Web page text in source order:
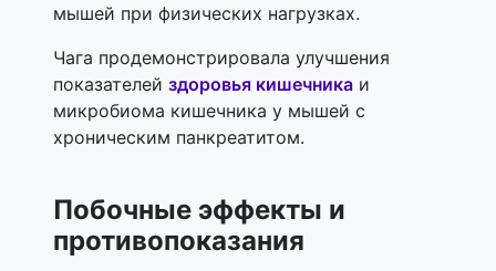
мышей при физических нагрузках.
Чага продемонстрировала улучшения
показателей здоровья кишечника и
микробиома кишечника у мышей с
хроническим панкреатитом.
Побочные эффекты и
противопоказания